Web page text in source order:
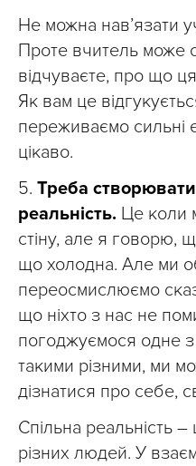
Не можна нав’язати
Проте вчитель може
відчуваєте, про що
Як вам це
переживаємо сильні
цікаво.
5. Треба
реальність. Це коли
стіну, але я говорю,
що холодна. Але ми
переосмислюємо
що ніхто з нас не
погоджуємося одне
такими різними, ми
дізнатися про себе,
Спільна реальність –
різних людей. У